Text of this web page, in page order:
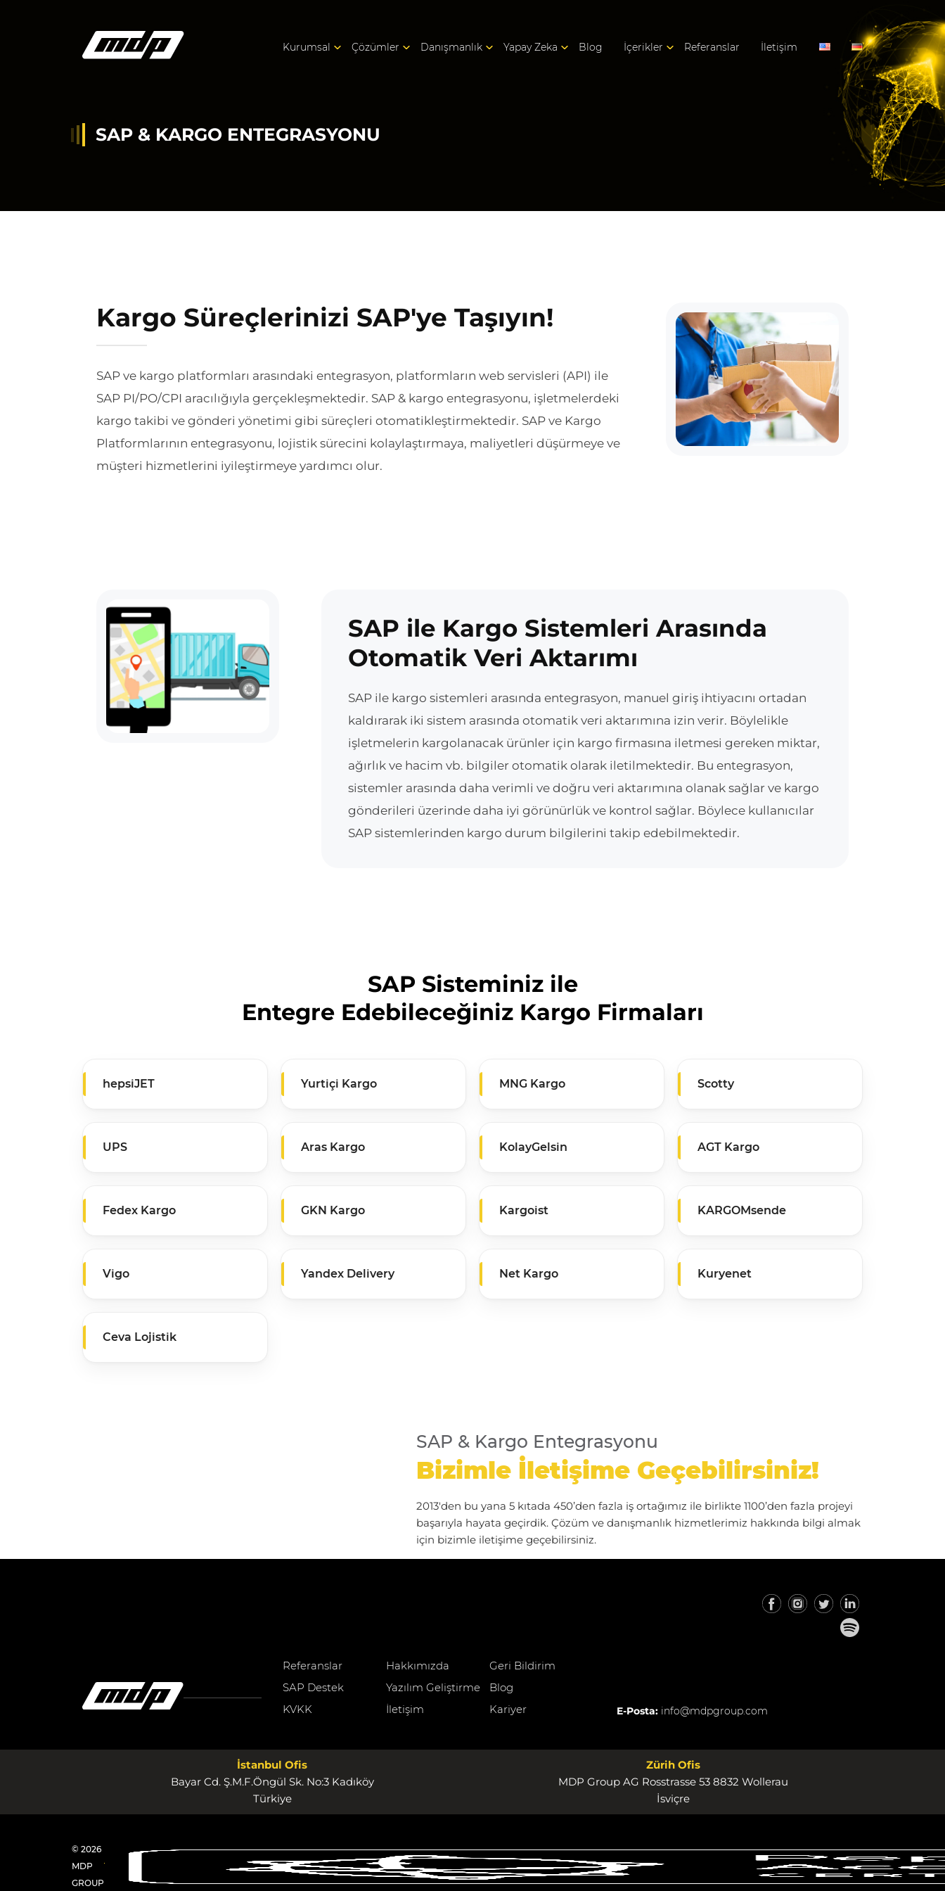
Kurumsal Çözümler Danışmanlık Yapay Zeka Blog İçerikler Referanslar İletişim
SAP & KARGO ENTEGRASYONU
Kargo Süreçlerinizi SAP'ye Taşıyın!
SAP ve kargo platformları arasındaki entegrasyon, platformların web servisleri (API) ile
SAP PI/PO/CPI aracılığıyla gerçekleşmektedir. SAP & kargo entegrasyonu, işletmelerdeki
kargo takibi ve gönderi yönetimi gibi süreçleri otomatikleştirmektedir. SAP ve Kargo
Platformlarının entegrasyonu, lojistik sürecini kolaylaştırmaya, maliyetleri düşürmeye ve
müşteri hizmetlerini iyileştirmeye yardımcı olur.
SAP ile Kargo Sistemleri Arasında
Otomatik Veri Aktarımı
SAP ile kargo sistemleri arasında entegrasyon, manuel giriş ihtiyacını ortadan
kaldırarak iki sistem arasında otomatik veri aktarımına izin verir. Böylelikle
işletmelerin kargolanacak ürünler için kargo firmasına iletmesi gereken miktar,
ağırlık ve hacim vb. bilgiler otomatik olarak iletilmektedir. Bu entegrasyon,
sistemler arasında daha verimli ve doğru veri aktarımına olanak sağlar ve kargo
gönderileri üzerinde daha iyi görünürlük ve kontrol sağlar. Böylece kullanıcılar
SAP sistemlerinden kargo durum bilgilerini takip edebilmektedir.
SAP Sisteminiz ile
Entegre Edebileceğiniz Kargo Firmaları
hepsiJET Yurtiçi Kargo MNG Kargo Scotty
UPS Aras Kargo KolayGelsin AGT Kargo
Fedex Kargo GKN Kargo Kargoist KARGOMsende
Vigo Yandex Delivery Net Kargo Kuryenet
Ceva Lojistik
SAP & Kargo Entegrasyonu
Bizimle İletişime Geçebilirsiniz!
2013'den bu yana 5 kıtada 450’den fazla iş ortağımız ile birlikte 1100’den fazla projeyi
başarıyla hayata geçirdik. Çözüm ve danışmanlık hizmetlerimiz hakkında bilgi almak
için bizimle iletişime geçebilirsiniz.
Referanslar Hakkımızda
Geri Bildirim
SAP Destek
Yazılım Geliştirme
Blog
KVKK
İletişim Kariyer E-Posta: info@mdpgroup.com
İstanbul Ofis
Bayar Cd. Ş.M.F.Öngül Sk. No:3 Kadıköy
Türkiye
Zürih Ofis
MDP Group AG Rosstrasse 53 8832 Wollerau
İsviçre
© 2026
MDP
GROUP